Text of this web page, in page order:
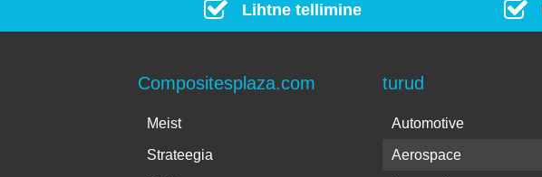
Lihtne tellimine
Compositesplaza.com
Meist
Strateegia
turud
Automotive
Aerospace